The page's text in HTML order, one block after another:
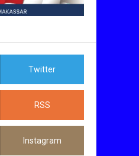
Twitter
RSS
Instagram